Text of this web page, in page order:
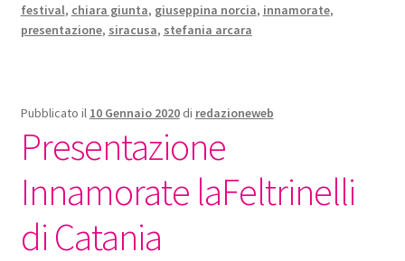
festival, chiara giunta, giuseppina norcia, innamorate,
presentazione, siracusa, stefania arcara
Pubblicato il 10 Gennaio 2020 di redazioneweb
Presentazione
Innamorate laFeltrinelli
di Catania